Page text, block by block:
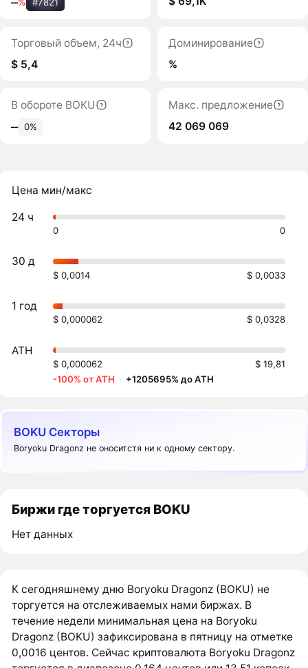
Торговый объем, 24ч
$ 5,4
Доминирование
%
В обороте BOKU
‒ 0%
Макс. предложение
42 069 069
Цена мин/макс
24 ч
0 0
30 д
$ 0,0014 $ 0,0033
1 год
$ 0,000062 $ 0,0328
ATH
$ 0,000062
$ 19,81
-100% от ATH · +1205695% до ATH
BOKU Секторы
Boryoku Dragonz не оноситстя ни к одному сектору.
Биржи где торгуется BOKU
Нет данных
К сегодняшнему дню Boryoku Dragonz (BOKU) не
торгуется на отслеживаемых нами биржах. В
течение недели минимальная цена на Boryoku
Dragonz (BOKU) зафиксирована в пятницу на отметке
0,0016 центов. Сейчас криптовалюта Boryoku Dragonz